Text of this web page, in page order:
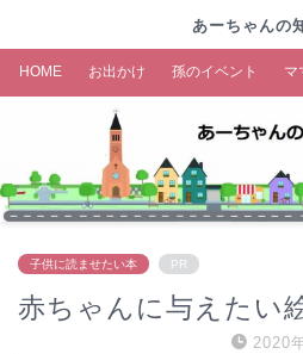
あーちゃんの
HOME お出かけ 孫のイベント マ
子供に読ませたい本 PR
赤ちゃんに与えたい
2020